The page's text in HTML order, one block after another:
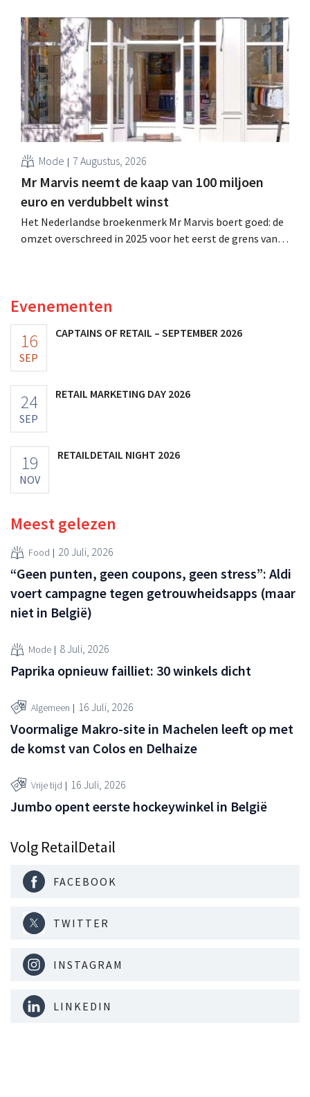
is dan een jaar eerder. Na die beter dan verwachte start
verhoogt het bedrijf ook zijn vooruitzichten voor het
volledige boekjaar.
Mode 7 Augustus, 2026
Mr Marvis neemt de kaap van 100 miljoen
euro en verdubbelt winst
Het Nederlandse broekenmerk Mr Marvis boert goed: de
omzet overschreed in 2025 voor het eerst de grens van
Evenementen
16
SEP
CAPTAINS OF RETAIL – SEPTEMBER 2026
24
SEP
RETAIL MARKETING DAY 2026
19
NOV
RETAILDETAIL NIGHT 2026
Meest gelezen
Food 20 Juli, 2026
“Geen punten, geen coupons, geen stress”: Aldi
voert campagne tegen getrouwheidsapps (maar
niet in België)
Mode 8 Juli, 2026
Paprika opnieuw failliet: 30 winkels dicht
Algemeen 16 Juli, 2026
Voormalige Makro-site in Machelen leeft op met
de komst van Colos en Delhaize
Vrije tijd 16 Juli, 2026
Jumbo opent eerste hockeywinkel in België
Volg RetailDetail
FACEBOOK
TWITTER
INSTAGRAM
LINKEDIN